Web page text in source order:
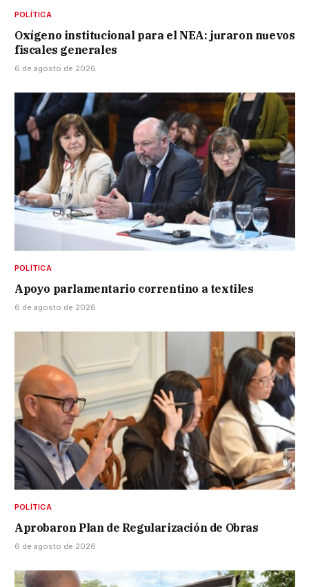
POLÍTICA
Oxígeno institucional para el NEA: juraron nuevos
fiscales generales
6 de agosto de 2026
POLÍTICA
Apoyo parlamentario correntino a textiles
6 de agosto de 2026
POLÍTICA
Aprobaron Plan de Regularización de Obras
6 de agosto de 2026